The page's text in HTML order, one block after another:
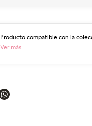
Producto compatible con la
Ver más